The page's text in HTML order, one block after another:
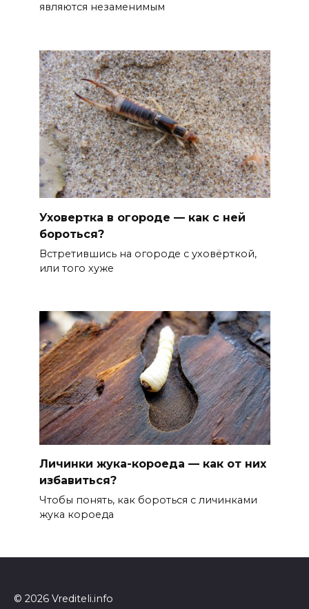
являются незаменимым
Уховертка в огороде — как с ней
бороться?
Встретившись на огороде с уховёрткой,
или того хуже
Личинки жука-короеда — как от них
избавиться?
Чтобы понять, как бороться с личинками
жука короеда
© 2026 Vrediteli.info